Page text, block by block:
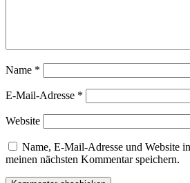
Name *
E-Mail-Adresse *
Website
Name, E-Mail-Adresse und Website
meinen nächsten Kommentar speichern.